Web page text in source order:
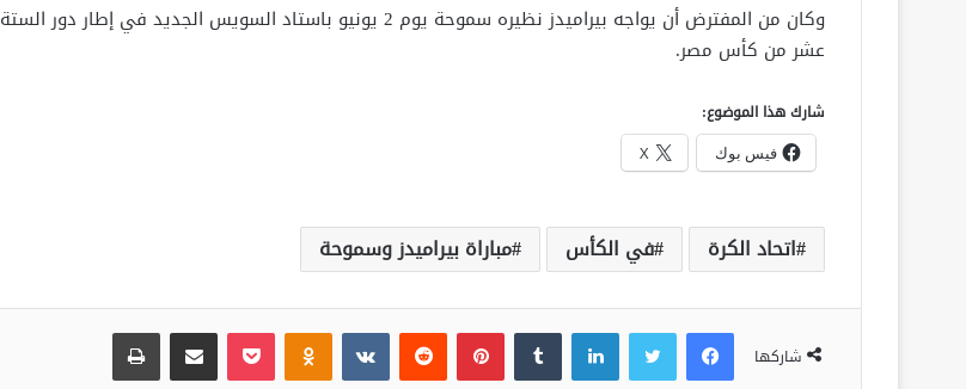
وكان من المفترض أن يواجه بيراميدز نظيره سموحة يوم 2 يونيو باستاد السويس الجديد في إطار دور الستة
عشر من كأس مصر.
شارك هذا الموضوع:
فيس بوك X
اتحاد الكرة في الكأس مباراة بيراميدز وسموحة
شاركها
فيسبوك لينكدإن بينتيريست بوكيت